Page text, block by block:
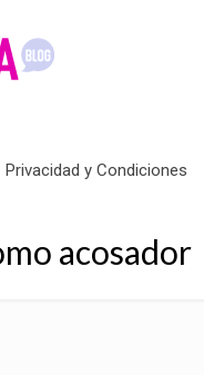
Privacidad y Condiciones
acosador